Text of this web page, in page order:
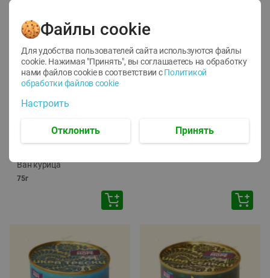
12
1.05 руб./
руб./шт
Корм влаж. для кош. с
Ван курица
75г
ТОФУ Vegetus ТВЕРДЫЙ
Файлы cookie
Для удобства пользователей сайта используются файлы
cookie. Нажимая "Принять", вы соглашаетесь на обработку
нами файлов cookie в соответствии с Политикой
обработки файлов cookie
Настроить
Отклонить Принять